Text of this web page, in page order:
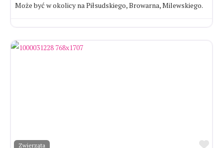
Może być w okolicy na Piłsudskiego, Browarna, Milewskiego.
Zwierząta